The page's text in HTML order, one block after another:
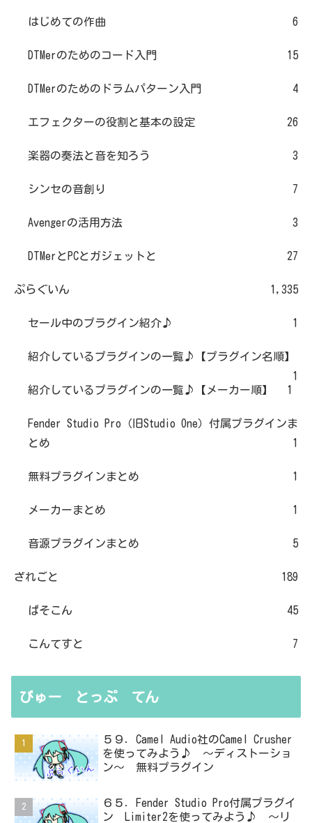
はじめての作曲 6
DTMerのためのコード入門 15
DTMerのためのドラムパターン入門 4
エフェクターの役割と基本の設定 26
楽器の奏法と音を知ろう 3
シンセの音創り 7
Avengerの活用方法 3
DTMerとPCとガジェットと 27
ぷらぐいん 1,335
セール中のプラグイン紹介♪ 1
紹介しているプラグインの一覧♪【プラグイン名順】
1
紹介しているプラグインの一覧♪【メーカー順】
1
Fender Studio Pro（旧Studio One）付属プラグインま
とめ
1
無料プラグインまとめ 1
メーカーまとめ 1
音源プラグインまとめ 5
ざれごと 189
ぱそこん 45
こんてすと 7
びゅー とっぷ てん
５９．Camel Audio社のCamel Crusher
を使ってみよう♪ ～ディストーショ
ン～ 無料プラグイン
６５．Fender Studio Pro付属プラグイ
ン Limiter2を使ってみよう♪ ～リ